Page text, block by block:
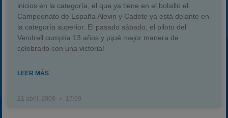
inicios en la categoría, el que ya tiene en el bolsillo el
Campeonato de España Alevin y Cadete ya está delante en
la categoría superior. El pasado sábado, el piloto del
Vendrell cumplía 13 años y ¡qué mejor manera de
celebrarlo con una victoria!
LEER MÁS
21 abril, 2008 17:09